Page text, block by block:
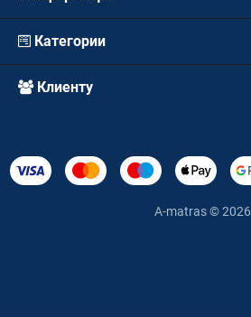
Категории
Клиенту
A-matras © 2026